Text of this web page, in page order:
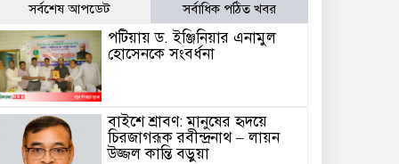
সর্বশেষ আপডেট সর্বাধিক পঠিত খবর
পটিয়ায় ড. ইঞ্জিনিয়ার এনামুল
হোসেনকে সংবর্ধনা
বাইশে শ্রাবণ: মানুষের হৃদয়ে
চিরজাগরূক রবীন্দ্রনাথ – লায়ন
উজ্জল কান্তি বড়ুয়া